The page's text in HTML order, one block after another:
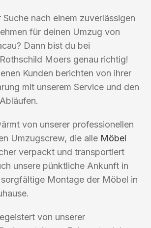
nach einem zuverlässigen
für deinen Umzug von
Dann bist du bei
Moers genau richtig!
Kunden berichten von ihrer
mit unserem Service und den
von unserer professionellen
Umzugscrew, die alle Möbel
verpackt und transportiert
unsere pünktliche Ankunft in
Montage der Möbel in
von unserer